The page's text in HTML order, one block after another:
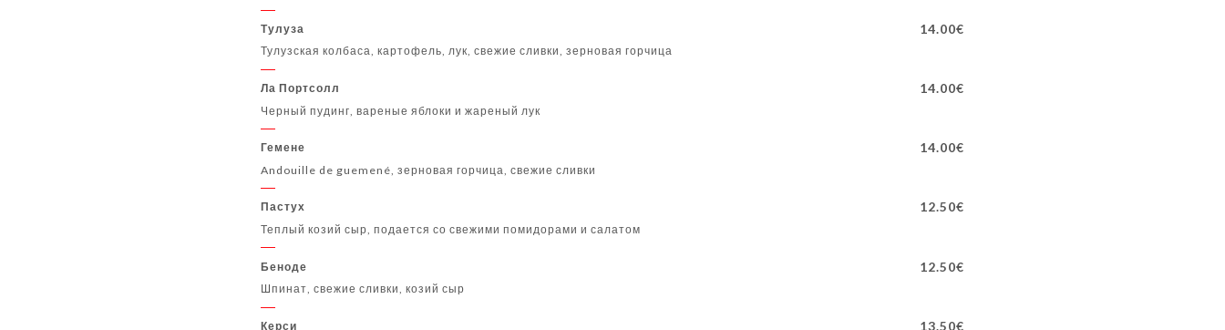
Тулуза 14.00€
Тулузская колбаса, картофель, лук, свежие сливки, зерновая горчица
Ла Портсолл 14.00€
Черный пудинг, вареные яблоки и жареный лук
Гемене 14.00€
Andouille de guemené, зерновая горчица, свежие сливки
Пастух 12.50€
Теплый козий сыр, подается со свежими помидорами и салатом
Беноде 12.50€
Шпинат, свежие сливки, козий сыр
Керси 13.50€